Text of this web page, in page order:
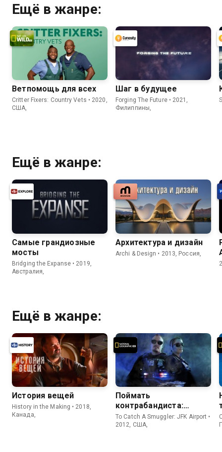
Ещё в жанре:
Ветпомощь для всех
Critter Fixers: Country Vets • 2020,
США,
Шаг в будущее
Forging The Future • 2021,
Филиппины,
Ещё в жанре:
Самые грандиозные
мосты
Bridging the Expanse • 2019,
Австралия,
Архитектура и дизайн
Archi & Design • 2013, Россия,
Ещё в жанре:
История вещей
History in the Making • 2018,
Канада,
Поймать
контрабандиста:
Аэропорт Кеннеди
To Catch A Smuggler: JFK Airport •
2012, США,